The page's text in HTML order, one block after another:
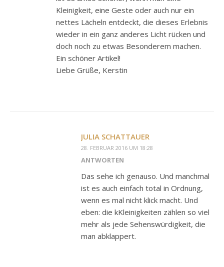
Kleinigkeit, eine Geste oder auch nur ein
nettes Lächeln entdeckt, die dieses Erlebnis
wieder in ein ganz anderes Licht rücken und
doch noch zu etwas Besonderem machen.
Ein schöner Artikel!
Liebe Grüße, Kerstin
JULIA SCHATTAUER
28. FEBRUAR 2016 UM 18:28
ANTWORTEN
Das sehe ich genauso. Und manchmal
ist es auch einfach total in Ordnung,
wenn es mal nicht klick macht. Und
eben: die kKleinigkeiten zählen so viel
mehr als jede Sehenswürdigkeit, die
man abklappert.